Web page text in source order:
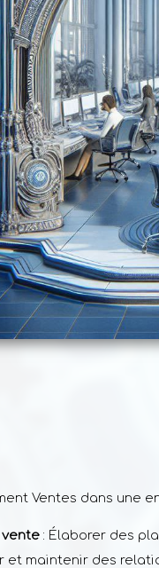
Ventes dans une
: Élaborer des
et maintenir des